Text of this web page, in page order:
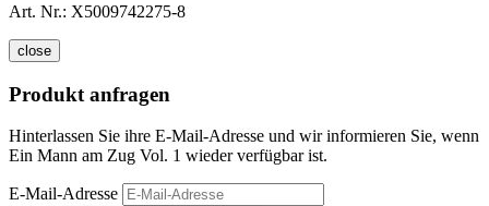
Art. Nr.: X5009742275-8
close
Produkt anfragen
Hinterlassen Sie ihre E-Mail-Adresse und wir informieren Sie, wenn
Ein Mann am Zug Vol. 1 wieder verfügbar ist.
E-Mail-Adresse